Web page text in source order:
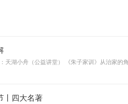
姻、美色、祭祖、读书、教育、财酒、戒性、体恤、谦和、无争、交友、自
等诸方面的问题，核心就是要让人成为一个正
丨四大名著